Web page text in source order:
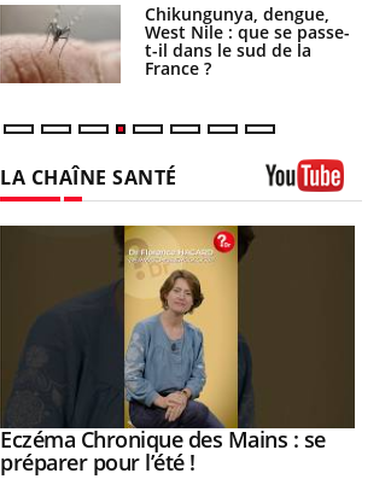
Chikungunya, dengue,
West Nile : que se passe-
t-il dans le sud de la
France ?
LA CHAÎNE SANTÉ
Youtube
Eczéma Chronique des Mains : se
préparer pour l’été !Youtube